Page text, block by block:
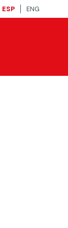
ESP ENG